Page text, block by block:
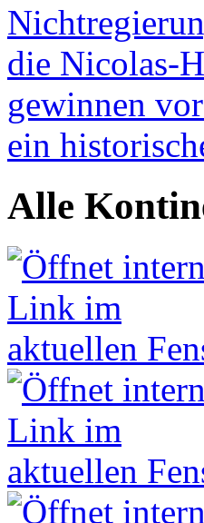
die Nicolas-
gewinnen
ein
Alle